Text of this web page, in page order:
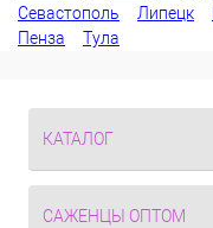
Севастополь
Липецк
Пенза
Тула
КАТАЛОГ
САЖЕНЦЫ ОПТОМ